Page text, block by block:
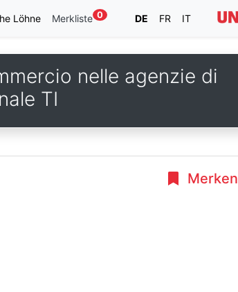
Löhne Merkliste 0 DE FR IT
nelle agenzie di
TI
Merken